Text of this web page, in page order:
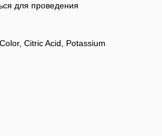
для проведения
Citric Acid, Potassium